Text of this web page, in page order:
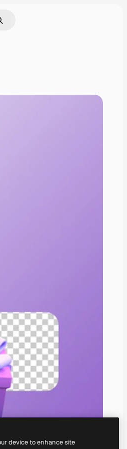
suchen
device to enhance site